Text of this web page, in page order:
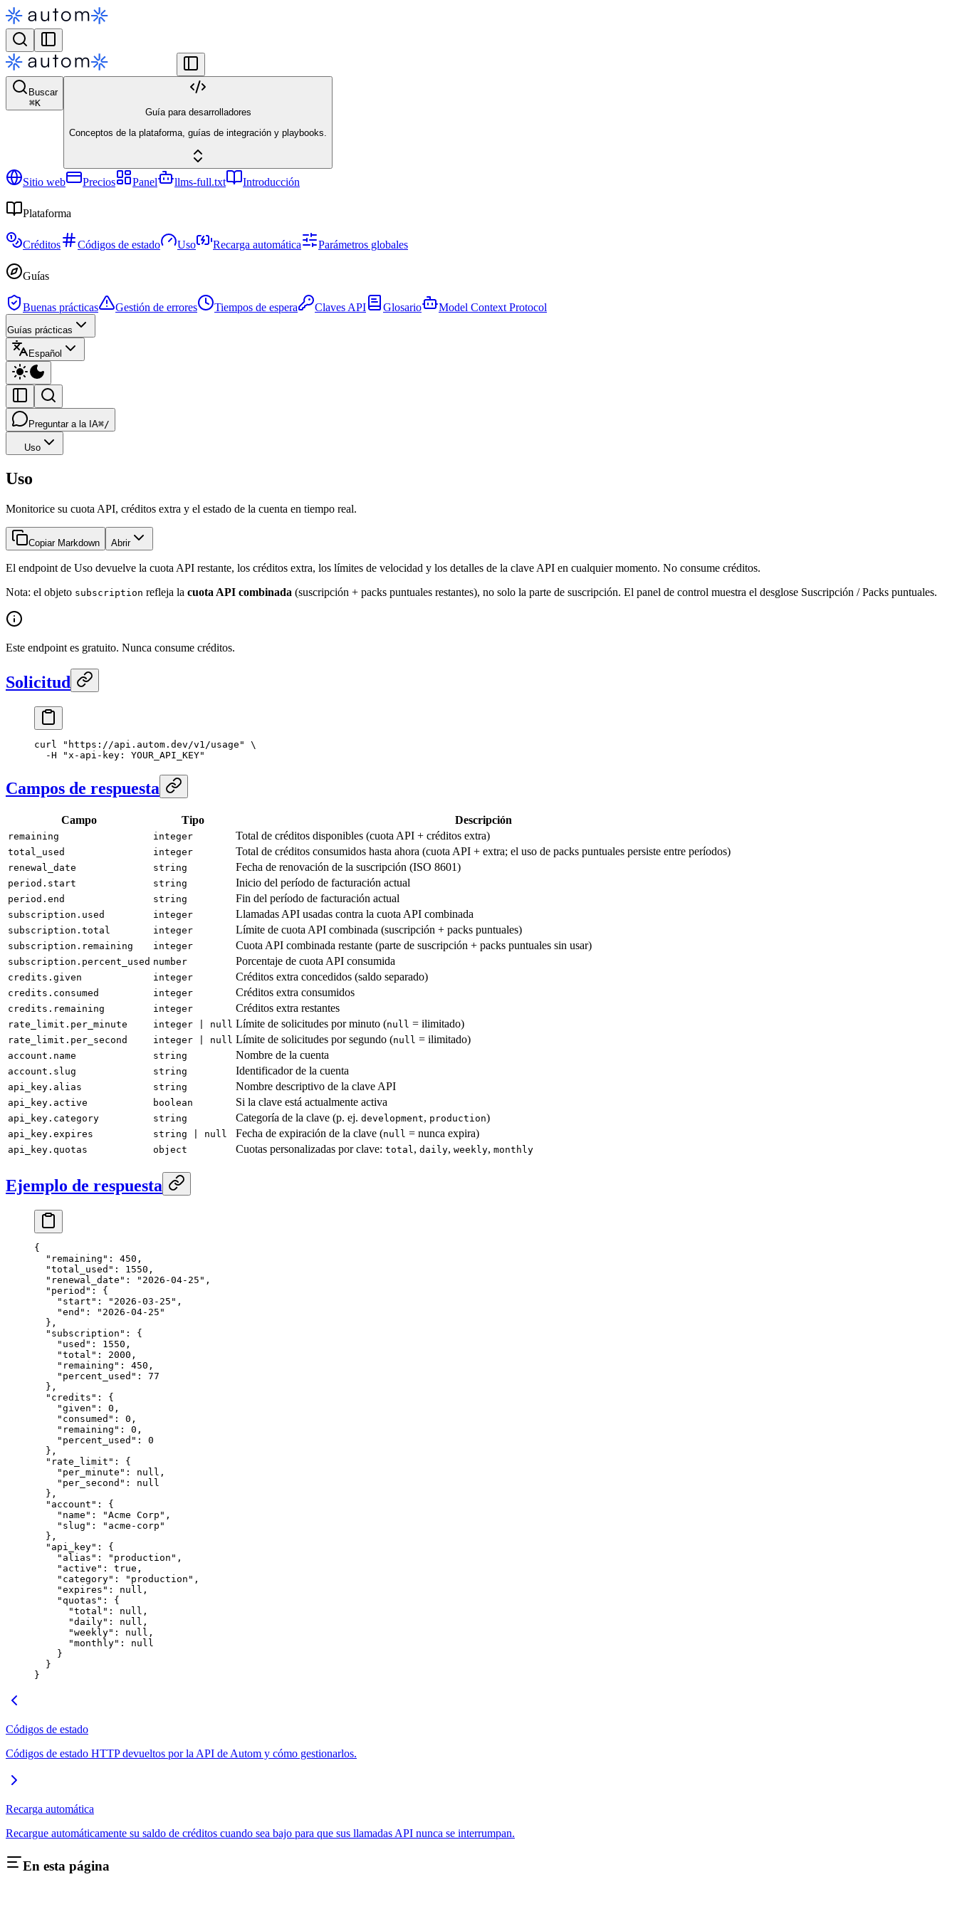
Buscar
⌘K
Guía para desarrolladores
Conceptos de la plataforma, guías de integración y playbooks.
Sitio web Precios Panel llms-full.txt Introducción
Plataforma
Créditos Códigos de estado Uso Recarga automática Parámetros globales
Guías
Buenas prácticas Gestión de errores Tiempos de espera Claves API Glosario Model Context Protocol
Guías prácticas
Español
Preguntar a la IA⌘/
Uso
Uso
Monitorice su cuota API, créditos extra y el estado de la cuenta en tiempo real.
Copiar Markdown Abrir
El endpoint de Uso devuelve la cuota API restante, los créditos extra, los límites de velocidad y los detalles de la clave API en cualquier momento. No consume créditos.
Nota: el objeto subscription refleja la cuota API combinada (suscripción + packs puntuales restantes), no solo la parte de suscripción. El panel de control muestra el desglose Suscripción / Packs puntuales.
Este endpoint es gratuito. Nunca consume créditos.
Solicitud
curl "https://api.autom.dev/v1/usage"
\
  -H
"x-api-key: YOUR_API_KEY"
Campos de respuesta
Campo Tipo Descripción
remaining integer Total de créditos disponibles (cuota API + créditos extra)
total_used integer Total de créditos consumidos hasta ahora (cuota API + extra; el uso de packs puntuales persiste entre períodos)
renewal_date string Fecha de renovación de la suscripción (ISO 8601)
period.start string Inicio del período de facturación actual
period.end string Fin del período de facturación actual
subscription.used integer Llamadas API usadas contra la cuota API combinada
subscription.total integer Límite de cuota API combinada (suscripción + packs puntuales)
subscription.remaining integer Cuota API combinada restante (parte de suscripción + packs puntuales sin usar)
subscription.percent_used number Porcentaje de cuota API consumida
credits.given integer Créditos extra concedidos (saldo separado)
credits.consumed integer Créditos extra consumidos
credits.remaining integer Créditos extra restantes
rate_limit.per_minute integer | null Límite de solicitudes por minuto (null = ilimitado)
rate_limit.per_second integer | null Límite de solicitudes por segundo (null = ilimitado)
account.name string Nombre de la cuenta
account.slug string Identificador de la cuenta
api_key.alias string Nombre descriptivo de la clave API
api_key.active boolean Si la clave está actualmente activa
api_key.category string Categoría de la clave (p. ej. development, production)
api_key.expires string | null Fecha de expiración de la clave (null = nunca expira)
api_key.quotas object Cuotas personalizadas por clave: total, daily, weekly, monthly
Ejemplo de respuesta
{
  "remaining"
: 450 ,
  "total_used"
: 1550 ,
  "renewal_date"
: "2026-04-25" ,
  "period"
: {
    "start"
: "2026-03-25" ,
    "end"
:
"2026-04-25"
  },
  "subscription"
: {
    "used"
: 1550 ,
    "total"
: 2000 ,
    "remaining"
: 450 ,
    "percent_used"
: 77
  },
  "credits"
: {
    "given"
: 0 ,
    "consumed"
: 0 ,
    "remaining"
: 0 ,
    "percent_used"
: 0
  },
  "rate_limit"
: {
    "per_minute"
: null ,
    "per_second"
: null
  },
  "account"
: {
    "name"
: "Acme Corp" ,
    "slug"
:
"acme-corp"
  },
  "api_key"
: {
    "alias"
: "production" ,
    "active"
: true ,
    "category"
: "production" ,
    "expires"
: null ,
    "quotas"
: {
      "total"
: null ,
      "daily"
: null ,
      "weekly"
: null ,
      "monthly"
: null
    }
  }
}
Códigos de estado
Códigos de estado HTTP devueltos por la API de Autom y cómo gestionarlos.
Recarga automática
Recargue automáticamente su saldo de créditos cuando sea bajo para que sus llamadas API nunca se interrumpan.
En esta página